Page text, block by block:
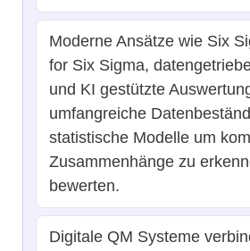
Moderne Ansätze wie Six
for Six Sigma,
und KI gestützte
umfangreiche
statistische Modelle um
Zusammenhänge zu
bewerten.
Digitale QM Systeme